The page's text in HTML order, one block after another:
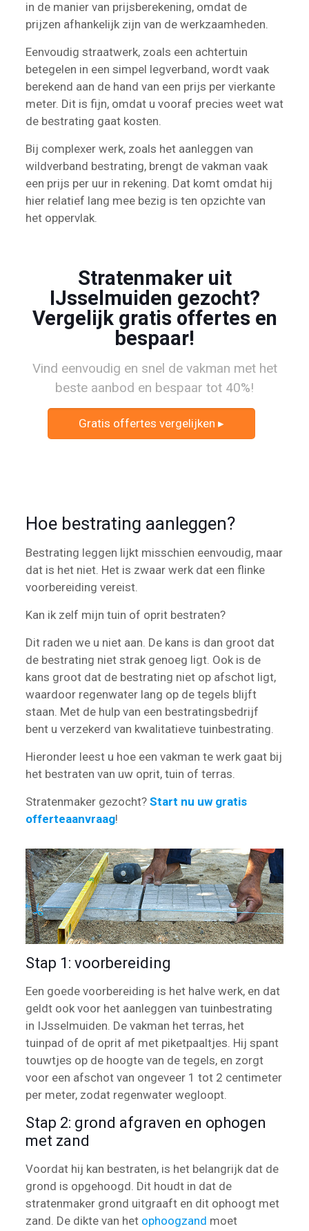
in de manier van prijsberekening, omdat de
prijzen afhankelijk zijn van de werkzaamheden.
Eenvoudig straatwerk, zoals een achtertuin
betegelen in een simpel legverband, wordt vaak
berekend aan de hand van een prijs per vierkante
meter. Dit is fijn, omdat u vooraf precies weet wat
de bestrating gaat kosten.
Bij complexer werk, zoals het aanleggen van
wildverband bestrating, brengt de vakman vaak
een prijs per uur in rekening. Dat komt omdat hij
hier relatief lang mee bezig is ten opzichte van
het oppervlak.
Stratenmaker uit
IJsselmuiden gezocht?
Vergelijk gratis offertes en
bespaar!
Vind eenvoudig en snel de vakman met het
beste aanbod en bespaar tot 40%!
Gratis offertes vergelijken ▸
Hoe bestrating aanleggen?
Bestrating leggen lijkt misschien eenvoudig, maar
dat is het niet. Het is zwaar werk dat een flinke
voorbereiding vereist.
Kan ik zelf mijn tuin of oprit bestraten?
Dit raden we u niet aan. De kans is dan groot dat
de bestrating niet strak genoeg ligt. Ook is de
kans groot dat de bestrating niet op afschot ligt,
waardoor regenwater lang op de tegels blijft
staan. Met de hulp van een bestratingsbedrijf
bent u verzekerd van kwalitatieve tuinbestrating.
Hieronder leest u hoe een vakman te werk gaat bij
het bestraten van uw oprit, tuin of terras.
Stratenmaker gezocht? Start nu uw gratis
offerteaanvraag!
Stap 1: voorbereiding
Een goede voorbereiding is het halve werk, en dat
geldt ook voor het aanleggen van tuinbestrating
in IJsselmuiden. De vakman het terras, het
tuinpad of de oprit af met piketpaaltjes. Hij spant
touwtjes op de hoogte van de tegels, en zorgt
voor een afschot van ongeveer 1 tot 2 centimeter
per meter, zodat regenwater wegloopt.
Stap 2: grond afgraven en ophogen
met zand
Voordat hij kan bestraten, is het belangrijk dat de
grond is opgehoogd. Dit houdt in dat de
stratenmaker grond uitgraaft en dit ophoogt met
zand. De dikte van het ophoogzand moet